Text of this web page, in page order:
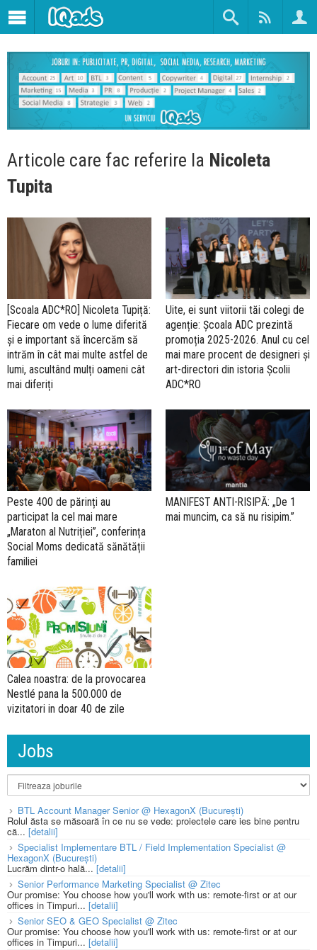
Articole care fac referire la Nicoleta
Tupita
[Scoala ADC*RO] Nicoleta Tupiță:
Fiecare om vede o lume diferită
și e important să încercăm să
intrăm în cât mai multe astfel de
lumi, ascultând mulți oameni cât
mai diferiți
Uite, ei sunt viitorii tăi colegi de
agenție: Școala ADC prezintă
promoția 2025-2026. Anul cu cel
mai mare procent de designeri și
art-directori din istoria Școlii
ADC*RO
Peste 400 de părinți au
participat la cel mai mare
„Maraton al Nutriției”, conferința
Social Moms dedicată sănătății
familiei
MANIFEST ANTI-RISIPĂ: „De 1
mai muncim, ca să nu risipim.”
Calea noastra: de la provocarea
Nestlé pana la 500.000 de
vizitatori in doar 40 de zile
Jobs
BTL Account Manager Senior @ HexagonX (București)
Rolul ăsta se măsoară în ce nu se vede: proiectele care ies bine pentru
că... [detalii]
Specialist Implementare BTL / Field Implementation Specialist @
HexagonX (București)
Lucrăm dintr-o hală...[detalii]
Senior Performance Marketing Specialist @ Zitec
Our promise: You choose how you'll work with us: remote-first or at our
offices in Timpuri... [detalii]
Senior SEO & GEO Specialist @ Zitec
Our promise: You choose how you'll work with us: remote-first or at our
offices in Timpuri... [detalii]